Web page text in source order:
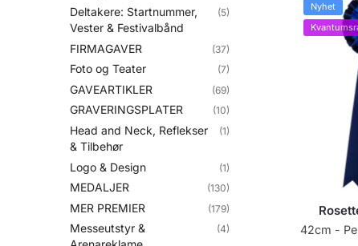
Nyhet
42cm -
Deltakere: Startnummer,
Vester & Festivalbånd
(5)
FIRMAGAVER (37)
Foto og Teater (7)
GAVEARTIKLER (69)
GRAVERINGSPLATER (10)
Head and Neck, Reflekser
& Tilbehør
(1)
Logo & Design (1)
MEDALJER (130)
MER PREMIER (179)
Messeutstyr &
(4)